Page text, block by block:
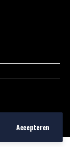
Accepteren